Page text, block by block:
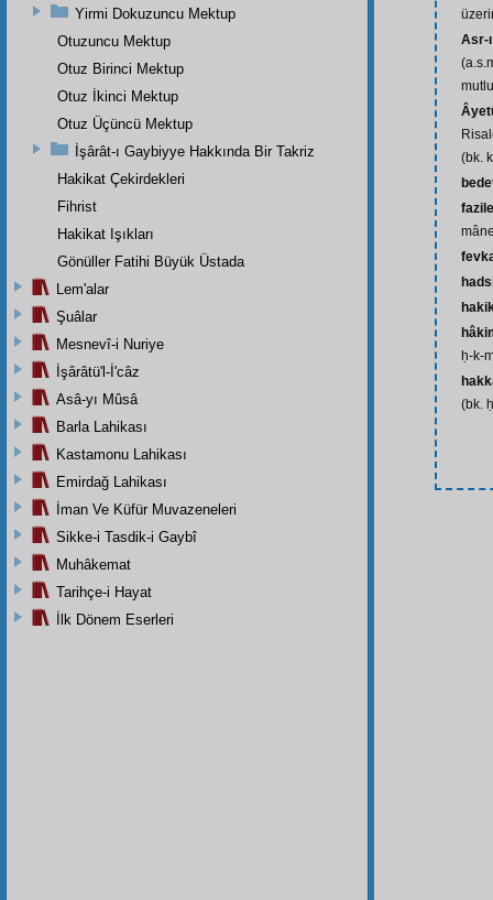
Asr-
(bk.
ḥ-k-
(bk.
Yirmi Dokuzuncu Mektup
Otuzuncu Mektup
Otuz Birinci Mektup
Otuz İkinci Mektup
Otuz Üçüncü Mektup
İşârât-ı Gaybiyye Hakkında Bir Takriz
Hakikat Çekirdekleri
Fihrist
Hakikat Işıkları
Gönüller Fatihi Büyük Üstada
Lem'alar
Şuâlar
Mesnevî-i Nuriye
İşârâtü'l-İ'câz
Asâ-yı Mûsâ
Barla Lahikası
Kastamonu Lahikası
Emirdağ Lahikası
İman Ve Küfür Muvazeneleri
Sikke-i Tasdik-i Gaybî
Muhâkemat
Tarihçe-i Hayat
İlk Dönem Eserleri